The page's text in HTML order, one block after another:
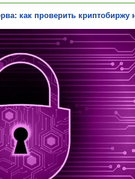
как проверить криптобиржу